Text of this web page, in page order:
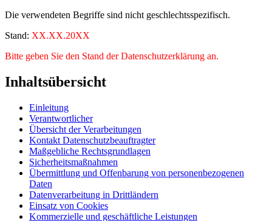
Die verwendeten Begriffe sind nicht geschlechtsspezifisch.
Stand: XX.XX.20XX
Bitte geben Sie den Stand der Datenschutzerklärung an.
Inhaltsübersicht
Einleitung
Verantwortlicher
Übersicht der Verarbeitungen
Kontakt Datenschutzbeauftragter
Maßgebliche Rechtsgrundlagen
Sicherheitsmaßnahmen
Übermittlung und Offenbarung von personenbezogenen
Daten
Datenverarbeitung in Drittländern
Einsatz von Cookies
Kommerzielle und geschäftliche Leistungen